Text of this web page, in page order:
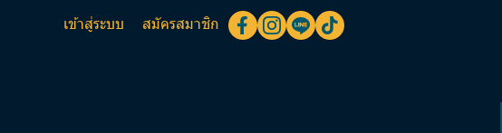
เข้าสู่ระบบ สมัครสมาชิก